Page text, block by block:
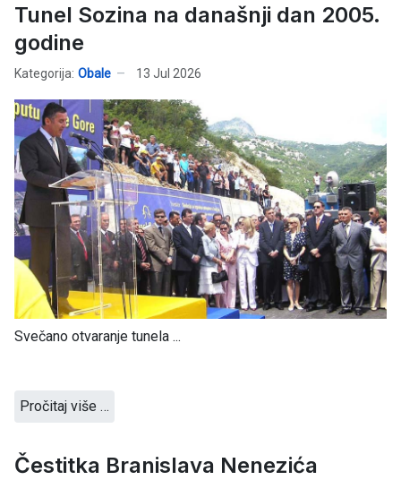
Tunel Sozina na današnji dan 2005.
godine
Kategorija: Obale 13 Jul 2026
Svečano otvaranje tunela ...
Pročitaj više …
Čestitka Branislava Nenezića